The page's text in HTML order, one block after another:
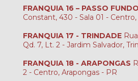
FRANQUIA 16 – PASSO FUNDO
Constant, 430 - Sala 01 -
FRANQUIA 17 - TRINDADE
Qd. 7, Lt. 2 - Jardim Salvador,
FRANQUIA 18 - ARAPONGAS
2 - Centro, Arapongas - PR